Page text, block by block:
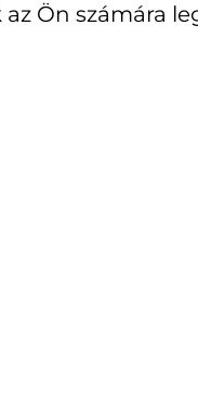
Ön számára